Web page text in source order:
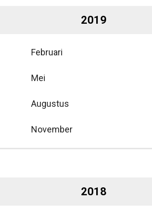
2019
Februari
Mei
Augustus
November
2018